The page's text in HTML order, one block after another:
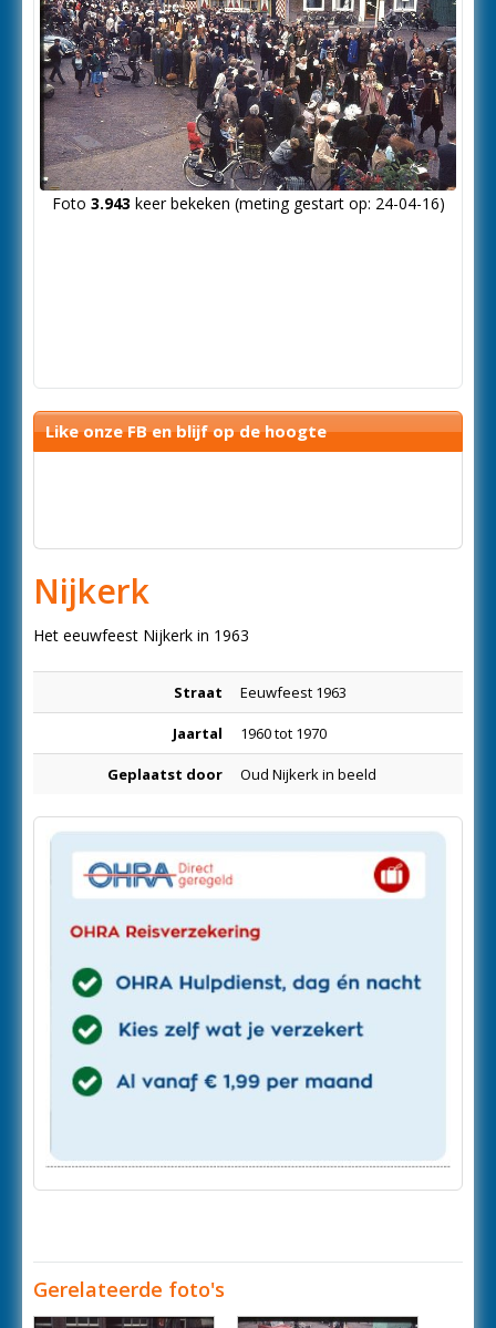
Foto 3.943 keer bekeken (meting gestart op: 24-04-16)
Like onze FB en blijf op de hoogte
Nijkerk
Het eeuwfeest Nijkerk in 1963
Straat Eeuwfeest 1963
Jaartal 1960 tot 1970
Geplaatst door Oud Nijkerk in beeld
Gerelateerde foto's